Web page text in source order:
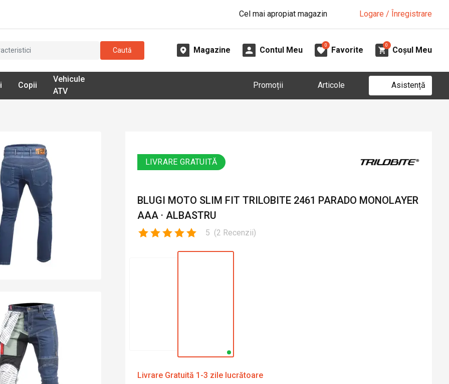
Cel mai apropiat magazin Logare / Înregistrare
Caută Magazine Contul Meu
0
Favorite
0
Coșul Meu
Copii
Vehicule
ATV
Promoții Articole Asistență
LIVRARE GRATUITĂ
BLUGI MOTO SLIM FIT TRILOBITE 2461 PARADO MONOLAYER
AAA · ALBASTRU
5 (2 Recenzii)
Livrare Gratuită 1-3 zile lucrătoare